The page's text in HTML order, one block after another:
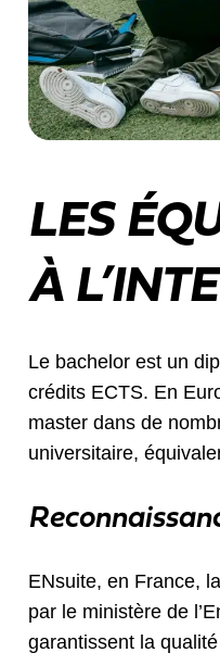
LES
À
Le bachelor est un
crédits ECTS. En
master dans de
universitaire,
ENsuite, en France,
par le ministère de
garantissent la